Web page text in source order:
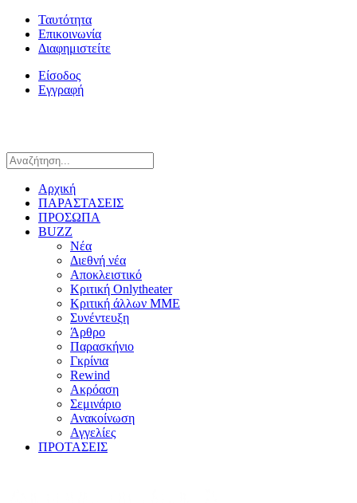
Ταυτότητα
Επικοινωνία
Διαφημιστείτε
Είσοδος
Εγγραφή
Αρχική
ΠΑΡΑΣΤΑΣΕΙΣ
ΠΡΟΣΩΠΑ
BUZZ
Νέα
Διεθνή νέα
Αποκλειστικό
Κριτική Onlytheater
Κριτική άλλων ΜΜΕ
Συνέντευξη
Άρθρο
Παρασκήνιο
Γκρίνια
Rewind
Ακρόαση
Σεμινάριο
Ανακοίνωση
Αγγελίες
ΠΡΟΤΑΣΕΙΣ